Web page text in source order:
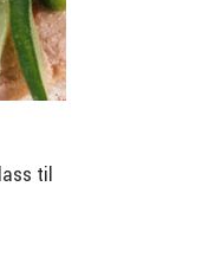
til